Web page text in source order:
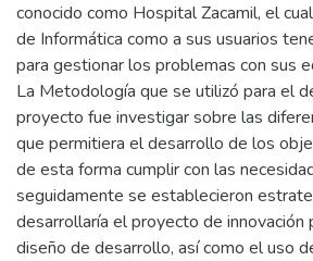
conocido como Hospital Zacamil, el
de Informática como a sus usuarios
para gestionar los problemas con sus
La Metodología que se utilizó para el
proyecto fue investigar sobre las
que permitiera el desarrollo de los
de esta forma cumplir con las
seguidamente se establecieron
desarrollaría el proyecto de innovación
diseño de desarrollo, así como el uso